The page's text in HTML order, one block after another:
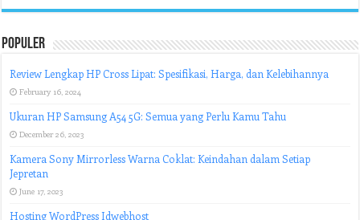
Populer
Review Lengkap HP Cross Lipat: Spesifikasi, Harga, dan Kelebihannya
February 16, 2024
Ukuran HP Samsung A54 5G: Semua yang Perlu Kamu Tahu
December 26, 2023
Kamera Sony Mirrorless Warna Coklat: Keindahan dalam Setiap
Jepretan
June 17, 2023
Hosting WordPress Idwebhost